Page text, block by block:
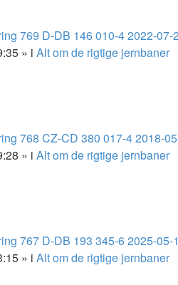
769 D-DB 146 010-4 2022-
» i Alt om de rigtige jernbaner
768 CZ-CD 380 017-4 2018-
» i Alt om de rigtige jernbaner
767 D-DB 193 345-6 2025-05-
» i Alt om de rigtige jernbaner